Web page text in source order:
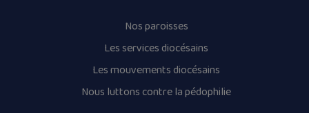
Nos paroisses
Les services diocésains
Les mouvements diocésains
Nous luttons contre la pédophilie